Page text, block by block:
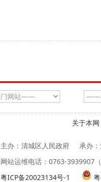
关于本网
主办：清城区人民政府
承办
网站运维电话：0763-3939907
粤ICP备20023134号-1